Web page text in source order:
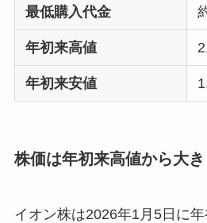
最低購入代金
年初来高値
年初来安値
株価は年初来高値から大
イオン株は2026年1月5日に